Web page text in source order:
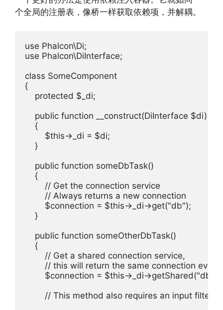
个全局的注册表，像桥一样获取依赖项，并解耦。
use Phalcon\Di;
use Phalcon\DiInterface;
class SomeComponent
{
    protected $_di;
    public function __construct(DiInterface $di)
    {
        $this->_di = $di;
    }
    public function someDbTask()
    {
        // Get the connection service
        // Always returns a new connection
        $connection = $this->_di->get("db");
    }
    public function someOtherDbTask()
    {
        // Get a shared connection service,
// this will return the same connection
        $connection = $this->_di->getShared("db");
// This method also requires an input